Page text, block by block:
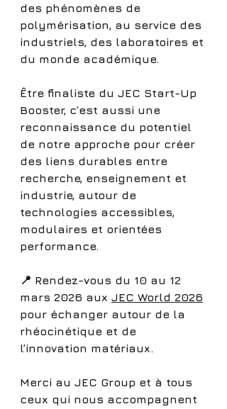
des phénomènes de
polymérisation, au service des
industriels, des laboratoires et
du monde académique.
Être finaliste du JEC Start-Up
Booster, c’est aussi une
reconnaissance du potentiel
de notre approche pour créer
des liens durables entre
recherche, enseignement et
industrie, autour de
technologies accessibles,
modulaires et orientées
performance.
📍 Rendez-vous du 10 au 12
mars 2026 aux JEC World 2026
pour échanger autour de la
rhéocinétique et de
l’innovation matériaux.
Merci au JEC Group et à tous
ceux qui nous accompagnent